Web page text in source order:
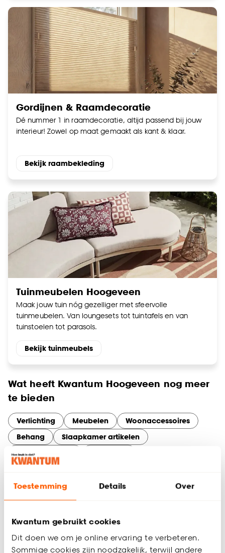
Toestemming Details Over
Kwantum gebruikt cookies
Dit doen we om je online ervaring te verbeteren.
Sommige cookies zijn noodzakelijk, terwijl andere
Gordijnen & Raamdecoratie
Dé nummer 1 in raamdecoratie, altijd passend bij jouw
interieur! Zowel op maat gemaakt als kant & klaar.
Bekijk raambekleding
Tuinmeubelen Hoogeveen
Maak jouw tuin nóg gezelliger met sfeervolle
tuinmeubelen. Van loungesets tot tuintafels en van
tuinstoelen tot parasols.
Bekijk tuinmeubels
Wat heeft Kwantum Hoogeveen nog meer
te bieden
Verlichting Meubelen
Woonaccessoires
Behang
Slaapkamer artikelen
Tuinassortiment
Services en diensten bij Kwantum
Maak optimaal gebruik van onze services in Hoogeveen. Of
je nu online bestelt en in de winkel ophaalt, thuisadvies nodig
wij maken het makkelijk.